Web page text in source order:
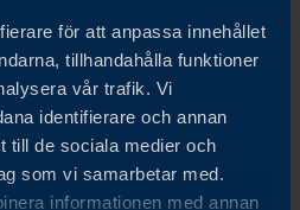
för att anpassa innehållet
tillhandahålla funktioner
vår trafik. Vi
identifierare och annan
till de sociala medier och
som vi samarbetar med.
informationen med annan
hur tar en tillverkare reda på
dem?
och inte kan styrka att